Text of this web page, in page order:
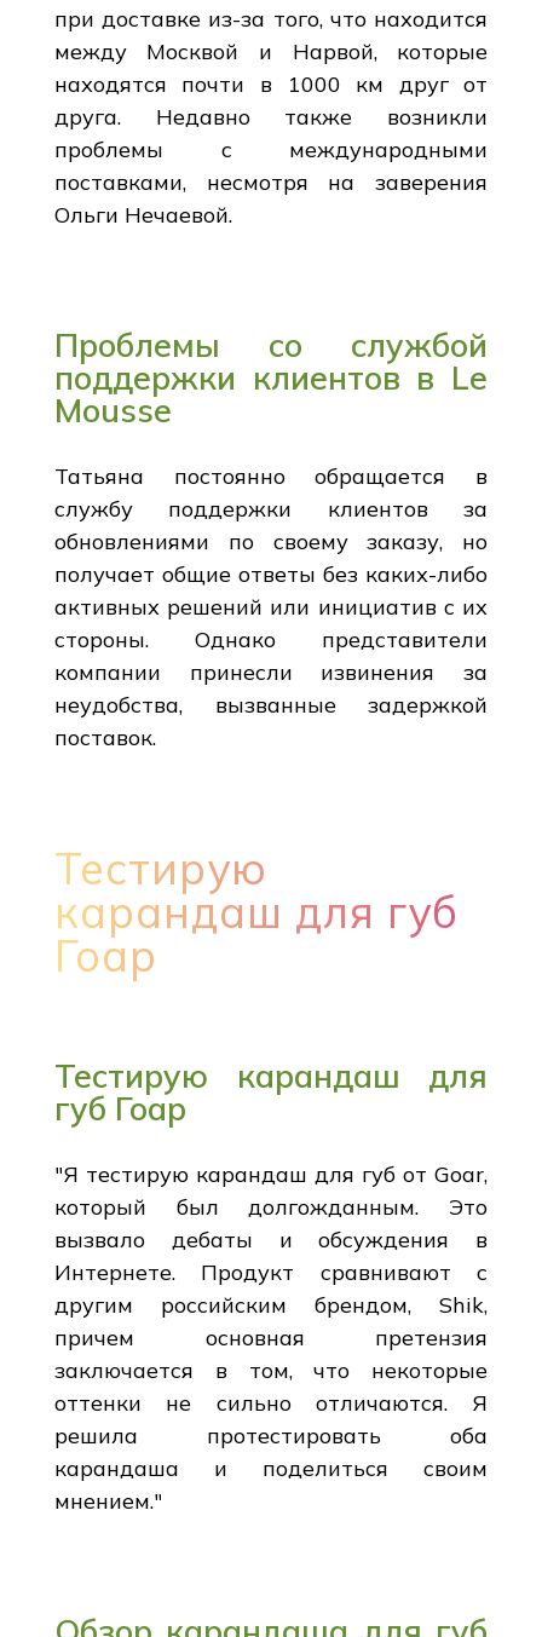
при доставке из-за того, что находится
между Москвой и Нарвой, которые
находятся почти в 1000 км друг от
друга. Недавно также возникли
проблемы с международными
поставками, несмотря на заверения
Ольги Нечаевой.
Проблемы со службой
поддержки клиентов в Le
Mousse
Татьяна постоянно обращается в
службу поддержки клиентов за
обновлениями по своему заказу, но
получает общие ответы без каких-либо
активных решений или инициатив с их
стороны. Однако представители
компании принесли извинения за
неудобства, вызванные задержкой
поставок.
Тестирую
карандаш для губ
Гоар
Тестирую карандаш для
губ Гоар
"Я тестирую карандаш для губ от Goar,
который был долгожданным. Это
вызвало дебаты и обсуждения в
Интернете. Продукт сравнивают с
другим российским брендом, Shik,
причем основная претензия
заключается в том, что некоторые
оттенки не сильно отличаются. Я
решила протестировать оба
карандаша и поделиться своим
мнением."